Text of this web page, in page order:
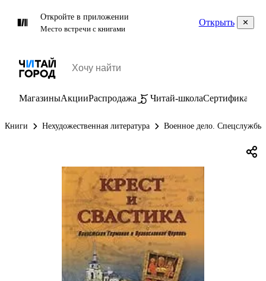
Откройте в приложении
Место встречи с книгами
Открыть
МагазиныАкцииРаспродажа Читай-школаСертификаты
Книги Нехудожественная литература Военное дело. Спецслужбы